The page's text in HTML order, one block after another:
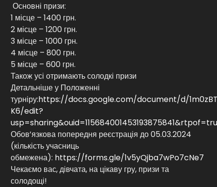
Основні призи:
1 місце – 1400 грн.
2 місце – 1200 грн.
3 місце – 1000 грн.
4 місце – 800 грн.
5 місце – 600 грн.
Також усі отримають солодкі призи
Детальніше у Положенні
турніру:https://docs.google.com/document/d/
K6/edit?
Обов’язкова попередня реєстрація до 05.03.2024
(кількість учасниць
обмежена): https://forms.gle/1v5yQjba7wPo7cNe7
Чекаємо вас, дівчата, на цікаву гру, призи та
солодощі!